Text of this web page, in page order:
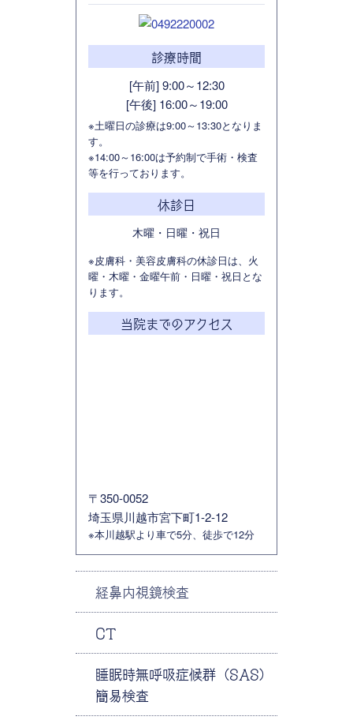
診療時間
[午前] 9:00～12:30
[午後] 16:00～19:00
※土曜日の診療は9:00～13:30となりま
す。
※14:00～16:00は予約制で手術・検査
等を行っております。
休診日
木曜・日曜・祝日
※皮膚科・美容皮膚科の休診日は、火
曜・木曜・金曜午前・日曜・祝日とな
ります。
当院までのアクセス
〒350-0052
埼玉県川越市宮下町1-2-12
※本川越駅より車で5分、徒歩で12分
経鼻内視鏡検査
CT
睡眠時無呼吸症候群（SAS）
簡易検査